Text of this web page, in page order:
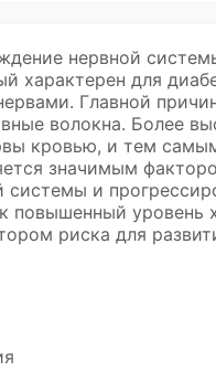
нервной
характерен для
Главной
волокна. Более
кровью, и тем
значимым
и
повышенный уровень
риска для